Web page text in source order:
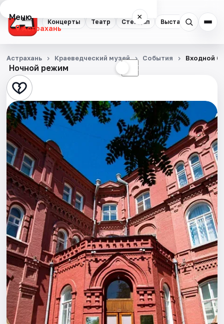
Концерты Театр Стендап Выставки
Меню ×
Астрахань
Концерты
Театр
Стендап
Выставки
Квесты
Экскурсии
Спорт
События
Города
Площадки
Артисты
Рейтинги
Ночной режим ☾
Астрахань Краеведческий музей События Входной